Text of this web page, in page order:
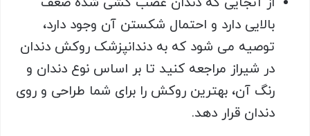
بالایی دارد و احتمال شکستن آن وجود دارد،
توصیه می شود که به دندانپزشک روکش دندان
در شیراز مراجعه کنید تا بر اساس نوع دندان و
رنگ آن، بهترین روکش را برای شما طراحی و روی
دندان قرار دهد.